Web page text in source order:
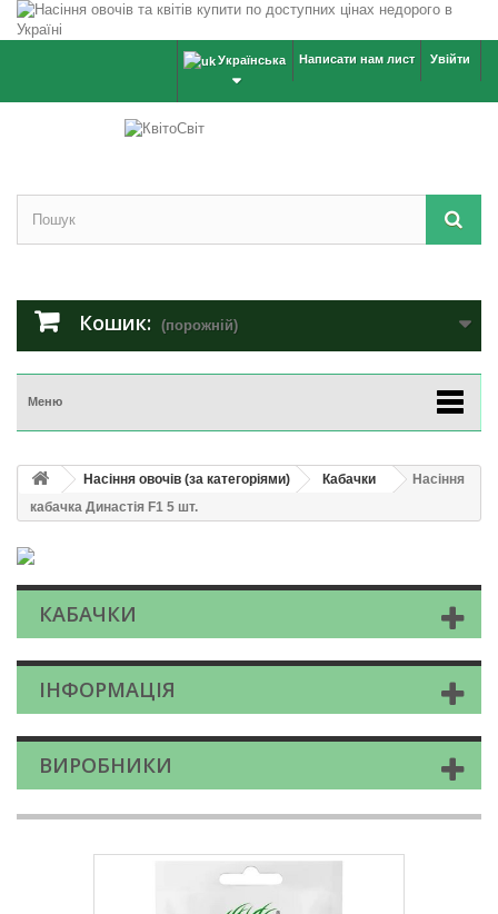
Увійти
Написати нам лист
Українська
Кошик: (порожній)
Меню
Насіння овочів (за категоріями) Кабачки
Насіння
кабачка Династія F1 5 шт.
КАБАЧКИ
ІНФОРМАЦІЯ
ВИРОБНИКИ